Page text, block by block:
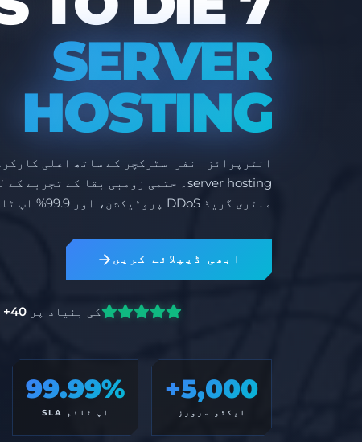
SERVER
HOSTING
ملٹری گریڈ DDoS پروٹیکشن، اور 99.9% اپ ٹائم SLA۔
ابھی ڈیپلائے کریں
کی بنیاد پر 40+
5,000+
ایکٹو سرورز
99.99%
اپ ٹائم SLA